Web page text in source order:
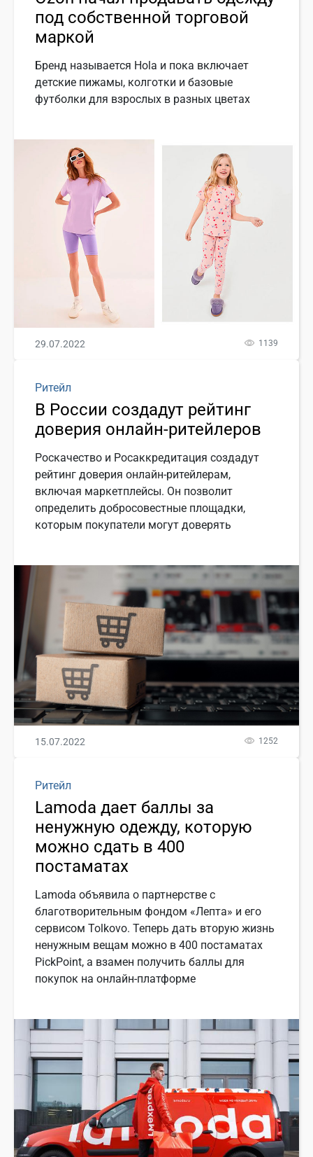
под собственной торговой
маркой
Бренд называется Hola и пока включает
детские пижамы, колготки и базовые
футболки для взрослых в разных цветах
29.07.2022 1139
Ритейл
В России создадут рейтинг
доверия онлайн-ритейлеров
Роскачество и Росаккредитация создадут
рейтинг доверия онлайн-ритейлерам,
включая маркетплейсы. Он позволит
определить добросовестные площадки,
которым покупатели могут доверять
15.07.2022 1252
Ритейл
Lamoda дает баллы за
ненужную одежду, которую
можно сдать в 400
постаматах
Lamoda объявила о партнерстве с
благотворительным фондом «Лепта» и его
сервисом Tolkovo. Теперь дать вторую жизнь
ненужным вещам можно в 400 постаматах
PickPoint, а взамен получить баллы для
покупок на онлайн-платформе